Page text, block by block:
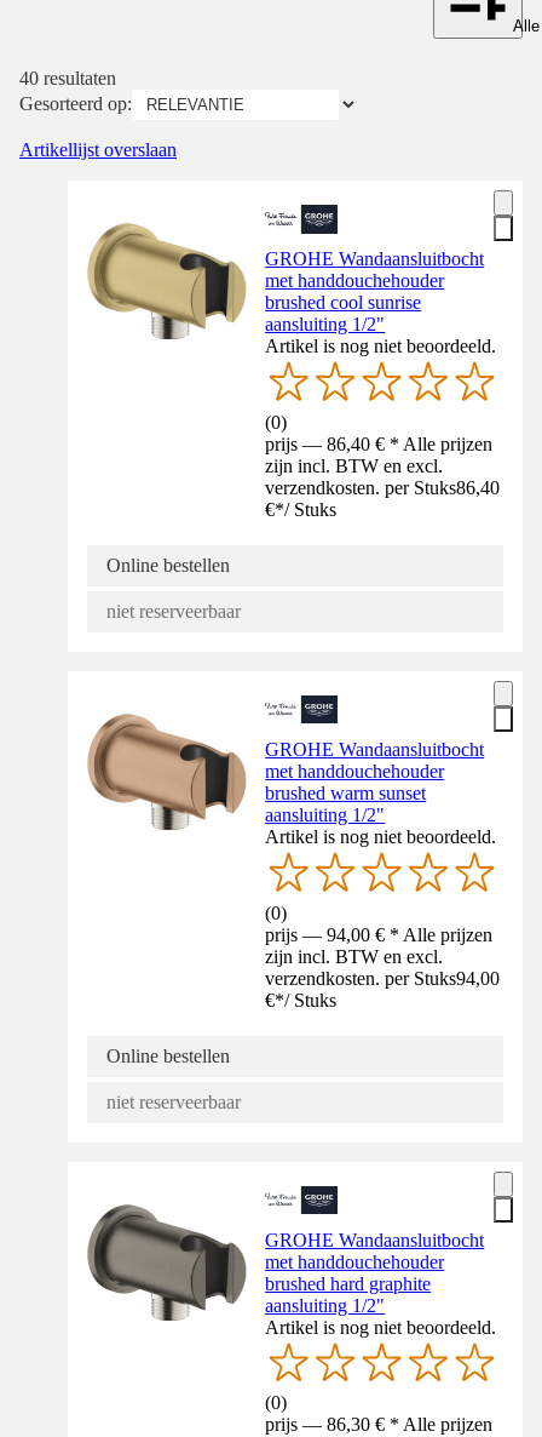
40 resultaten
Gesorteerd op:
Artikellijst overslaan
GROHE Wandaansluitbocht
met handdouchehouder
brushed cool sunrise
aansluiting 1/2"
Artikel is nog niet beoordeeld.
(0)
prijs — 86,40 € * Alle prijzen
zijn incl. BTW en excl.
verzendkosten. per Stuks86,40
€*/ Stuks
Online bestellen
niet reserveerbaar
GROHE Wandaansluitbocht
met handdouchehouder
brushed warm sunset
aansluiting 1/2"
Artikel is nog niet beoordeeld.
(0)
prijs — 94,00 € * Alle prijzen
zijn incl. BTW en excl.
verzendkosten. per Stuks94,00
€*/ Stuks
Online bestellen
niet reserveerbaar
GROHE Wandaansluitbocht
met handdouchehouder
brushed hard graphite
aansluiting 1/2"
Artikel is nog niet beoordeeld.
(0)
prijs — 86,30 € * Alle prijzen